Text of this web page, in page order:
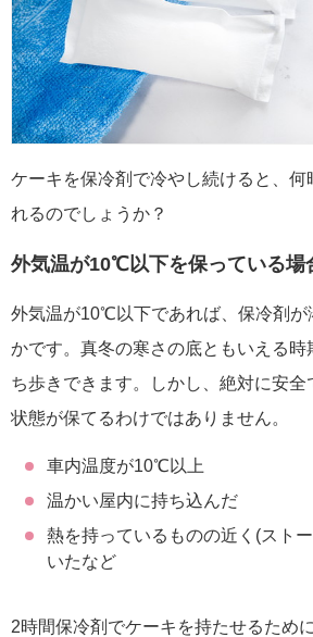
ケーキを保冷剤で冷やし続けると、何
れるのでしょうか？
外気温が10℃以下を保っている場
外気温が10℃以下であれば、保冷剤が
かです。真冬の寒さの底ともいえる
ち歩きできます。しかし、絶対に安全
状態が保てるわけではありません。
車内温度が10℃以上
温かい屋内に持ち込んだ
熱を持っているものの近く(スト
いたなど
2時間保冷剤でケーキを持たせるため